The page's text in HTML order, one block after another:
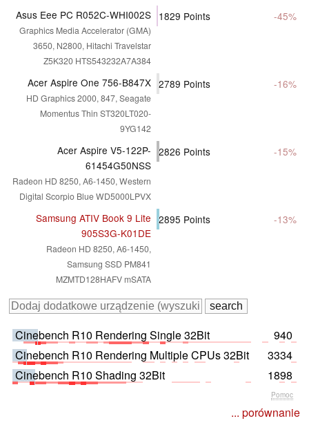
Asus Eee PC R052C-WHI002S
Graphics Media Accelerator (GMA)
3650, N2800, Hitachi Travelstar
Z5K320 HTS543232A7A384
1829 Points -45%
Acer Aspire One 756-B847X
HD Graphics 2000, 847, Seagate
Momentus Thin ST320LT020-
9YG142
2789 Points -16%
Acer Aspire V5-122P-
61454G50NSS
Radeon HD 8250, A6-1450, Western
Digital Scorpio Blue WD5000LPVX
2826 Points -15%
Samsung ATIV Book 9 Lite
905S3G-K01DE
Radeon HD 8250, A6-1450,
Samsung SSD PM841
MZMTD128HAFV mSATA
2895 Points -13%
Cinebench R10 Rendering Single 32Bit
940
Cinebench R10 Rendering Multiple CPUs 32Bit
3334
Cinebench R10 Shading 32Bit
1898
Pomoc
... porównanie